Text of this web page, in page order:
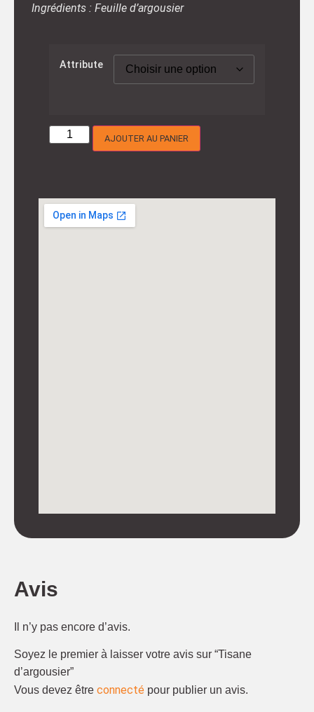
Ingrédients : Feuille d’argousier
Attribute
AJOUTER AU PANIER
Avis
Il n’y pas encore d’avis.
Soyez le premier à laisser votre avis sur “Tisane
d’argousier”
Vous devez être connecté pour publier un avis.